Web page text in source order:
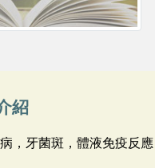
紹
，牙菌斑，體液免疫反